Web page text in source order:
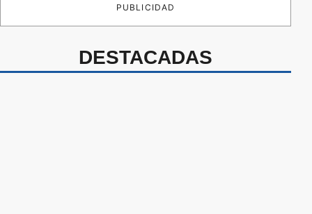
PUBLICIDAD
DESTACADAS